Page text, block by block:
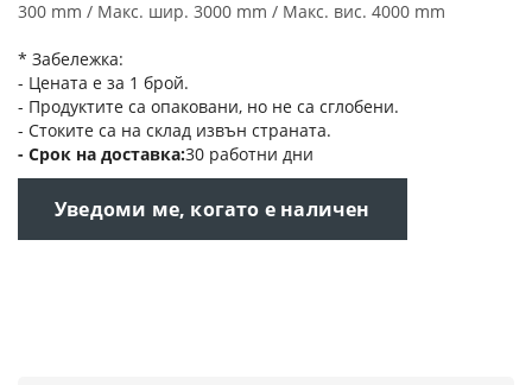
300 mm / Макс. шир. 3000 mm / Макс. вис. 4000 mm
* Забележка:
- Цената е за 1 брой.
- Продуктите са опаковани, но не са сглобени.
- Стоките са на склад извън страната.
Срок на доставка 30 работни дни
Уведоми ме, когато е наличен